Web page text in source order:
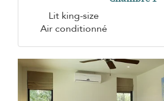
Lit king-size
Air conditionné